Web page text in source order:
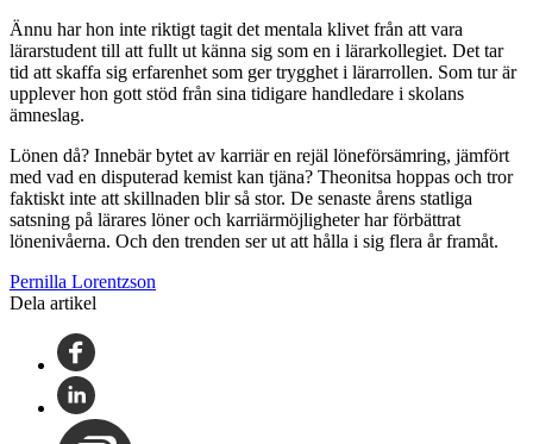
Ännu har hon inte riktigt tagit det mentala klivet från att vara
lärarstudent till att fullt ut känna sig som en i lärarkollegiet. Det tar
tid att skaffa sig erfarenhet som ger trygghet i lärarrollen. Som tur är
upplever hon gott stöd från sina tidigare handledare i skolans
ämneslag.
Lönen då? Innebär bytet av karriär en rejäl löneförsämring, jämfört
med vad en disputerad kemist kan tjäna? Theonitsa hoppas och tror
faktiskt inte att skillnaden blir så stor. De senaste årens statliga
satsning på lärares löner och karriärmöjligheter har förbättrat
lönenivåerna. Och den trenden ser ut att hålla i sig flera år framåt.
Pernilla Lorentzson
Dela artikel